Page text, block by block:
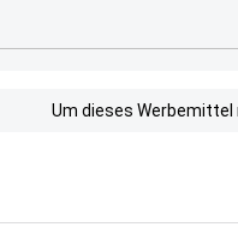
Um dieses Werbemittel